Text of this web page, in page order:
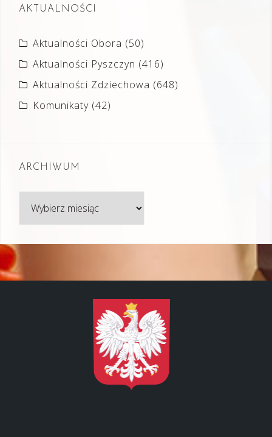
AKTUALNOŚCI
Aktualności Obora (50)
Aktualności Pyszczyn (416)
Aktualności Zdziechowa (648)
Komunikaty (42)
ARCHIWUM